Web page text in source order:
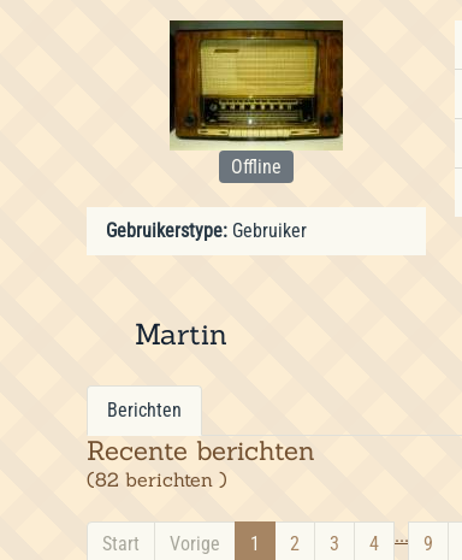
Offline
Gebruikerstype: Gebruiker
Martin
Berichten
Recente berichten
(82 berichten )
Start Vorige 1 2 3 4 ... 9